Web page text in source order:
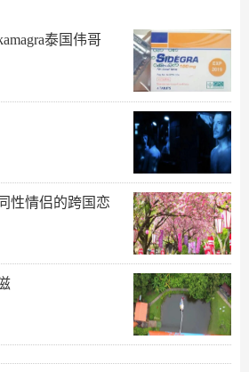
泰国伟哥
性情侣的跨国恋